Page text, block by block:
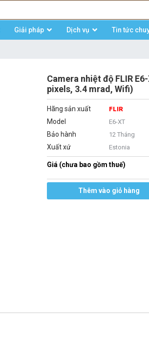
Giải pháp Dịch vụ Tin tức
Camera nhiệt độ FLIR
pixels, 3.4 mrad, Wifi)
Hãng sản xuất FLIR
Model E6-XT
Bảo hành 12 Tháng
Xuất xứ Estonia
Giá (chưa bao gồm thuế)
Thêm vào giỏ hàng